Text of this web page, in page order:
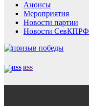
Анонсы
Мероприятия
Новости партии
Новости СевКПРФ
RSS